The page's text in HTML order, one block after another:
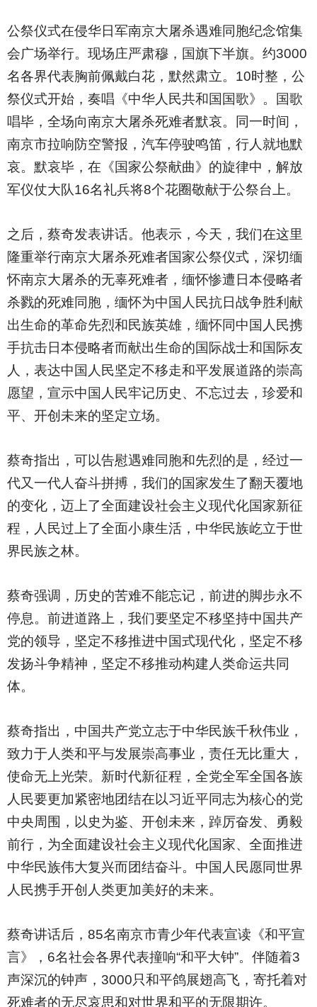
公祭仪式在侵华日军南京大屠杀遇难同胞纪念馆集
会广场举行。现场庄严肃穆，国旗下半旗。约3000
名各界代表胸前佩戴白花，默然肃立。10时整，公
祭仪式开始，奏唱《中华人民共和国国歌》。国歌
唱毕，全场向南京大屠杀死难者默哀。同一时间，
南京市拉响防空警报，汽车停驶鸣笛，行人就地默
哀。默哀毕，在《国家公祭献曲》的旋律中，解放
军仪仗大队16名礼兵将8个花圈敬献于公祭台上。
之后，蔡奇发表讲话。他表示，今天，我们在这里
隆重举行南京大屠杀死难者国家公祭仪式，深切缅
怀南京大屠杀的无辜死难者，缅怀惨遭日本侵略者
杀戮的死难同胞，缅怀为中国人民抗日战争胜利献
出生命的革命先烈和民族英雄，缅怀同中国人民携
手抗击日本侵略者而献出生命的国际战士和国际友
人，表达中国人民坚定不移走和平发展道路的崇高
愿望，宣示中国人民牢记历史、不忘过去，珍爱和
平、开创未来的坚定立场。
蔡奇指出，可以告慰遇难同胞和先烈的是，经过一
代又一代人奋斗拼搏，我们的国家发生了翻天覆地
的变化，迈上了全面建设社会主义现代化国家新征
程，人民过上了全面小康生活，中华民族屹立于世
界民族之林。
蔡奇强调，历史的苦难不能忘记，前进的脚步永不
停息。前进道路上，我们要坚定不移坚持中国共产
党的领导，坚定不移推进中国式现代化，坚定不移
发扬斗争精神，坚定不移推动构建人类命运共同
体。
蔡奇指出，中国共产党立志于中华民族千秋伟业，
致力于人类和平与发展崇高事业，责任无比重大，
使命无上光荣。新时代新征程，全党全军全国各族
人民要更加紧密地团结在以习近平同志为核心的党
中央周围，以史为鉴、开创未来，踔厉奋发、勇毅
前行，为全面建设社会主义现代化国家、全面推进
中华民族伟大复兴而团结奋斗。中国人民愿同世界
人民携手开创人类更加美好的未来。
蔡奇讲话后，85名南京市青少年代表宣读《和平宣
言》，6名社会各界代表撞响“和平大钟”。伴随着3
声深沉的钟声，3000只和平鸽展翅高飞，寄托着对
死难者的无尽哀思和对世界和平的无限期许。